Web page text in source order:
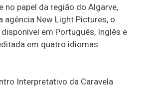
papel da região do Algarve,
agência New Light Pictures, o
em Português, Inglês e
em quatro idiomas
Interpretativo da Caravela